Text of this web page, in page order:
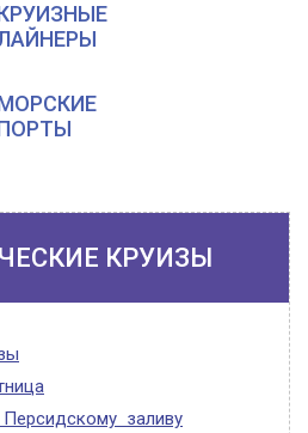
КРУИЗЫ
заливу